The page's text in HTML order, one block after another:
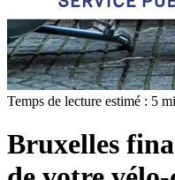
Temps de lecture estimé : 5
Bruxelles